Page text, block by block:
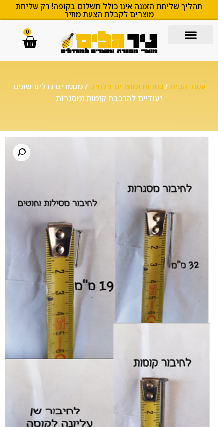
תהליך שליחת הזמנה אינו כולל תשלום בקופה! רק שליחת
מוצרים לקבלת הצעת מחיר
0
עמוד הבית/כוורות ומוצרים נילווים / מסמרים גדלים שונים
יעודיים להרכבת קומות ומסגרות